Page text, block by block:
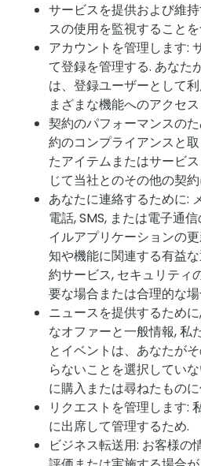
サービスを提供および維
スの使用を監視すること
アカウントを管理します:
て登録を管理する. あなた
は、登録ユーザーとして
まざまな機能へのアクセ
契約のパフォーマンスの
約のコンプライアンスと
たアイテムまたはサービ
じて当社とのその他の契
あなたに連絡するために:
電話, SMS, または電子通
イルアプリケーションの
知や機能に関連する有益
約サービス, セキュリティ
要な場合または合理的な場
ニュースを提供するため
なオファーと一般情報, 私
とイベントは、あなたが
らないことを選択してい
に購入または尋ねたもの
リクエストを管理します:
に出席して管理するため.
ビジネス転送用: お客様の